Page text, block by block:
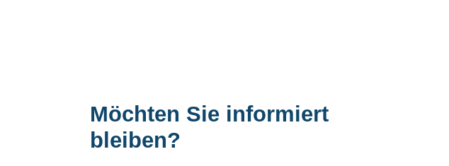
Möchten Sie informiert
bleiben?